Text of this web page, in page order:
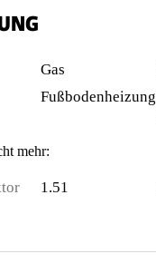
Gas
Fußbodenheizung
mehr:
1.51